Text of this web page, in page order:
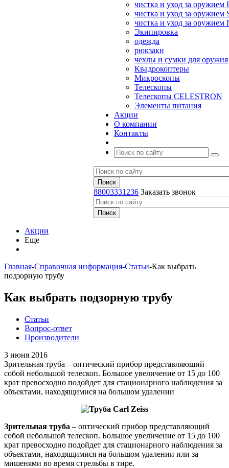
чистка и уход за оружием
чистка и уход за оружием
чистка и уход за
Экипировка
одежда
рюкзаки
чехлы и сумки для оружия
Квадрокоптеры
Микроскопы
Телескопы
Телескопы CELESTRON
Элементы питания
Акции
О компании
Контакты
88003331236 Заказать звонок
Акции
Еще
Главная-Справочная информация-Статьи-Как выбрать
подзорную трубу
Как выбрать подзорную трубу
Статьи
Вопрос-ответ
Производители
3 июня 2016
Зрительная труба – оптический прибор представляющий
собой небольшой телескоп. Большое увеличение от 15 до 100
крат превосходно подойдет для стационарного наблюдения за
объектами, находящимися на большом удалении
Зрительная труба – оптический прибор представляющий
собой небольшой телескоп. Большое увеличение от 15 до 100
крат превосходно подойдет для стационарного наблюдения за
объектами, находящимися на большом удалении или за
мишенями во время стрельбы в тире.